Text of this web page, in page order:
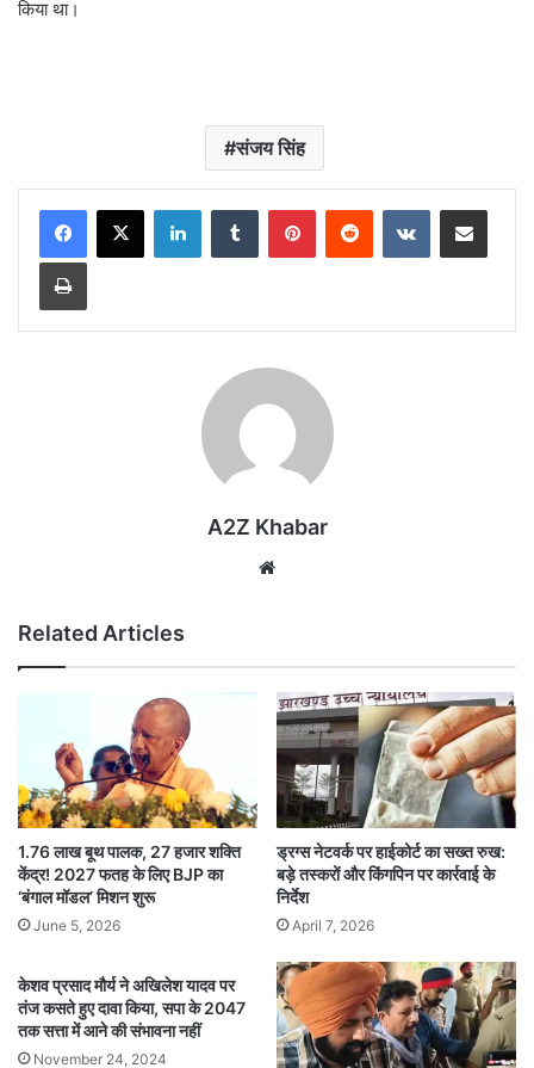
किया था।
संजय सिंह
LinkedInTumblr PinterestReddit VKontakteShare via Email
Print
A2Z Khabar
Related Articles
1.76 लाख बूथ पालक, 27 हजार शक्ति
केंद्र! 2027 फतह के लिए BJP का
‘बंगाल मॉडल’ मिशन शुरू
June 5, 2026
ड्रग्स नेटवर्क पर हाईकोर्ट का सख्त रुख:
बड़े तस्करों और किंगपिन पर कार्रवाई के
निर्देश
April 7, 2026
केशव प्रसाद मौर्य ने अखिलेश यादव पर
तंज कसते हुए दावा किया, सपा के 2047
तक सत्ता में आने की संभावना नहीं
November 24, 2024